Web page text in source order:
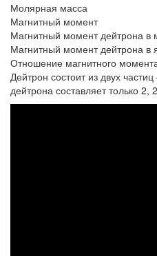
Молярная масса
Магнитный момент
Магнитный момент дейтрона в
Магнитный момент дейтрона в
Отношение магнитного
Дейтрон состоит из двух
дейтрона составляет только 2,